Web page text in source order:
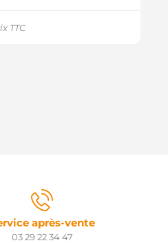
TTC
après-vente
03 29 22 34 47